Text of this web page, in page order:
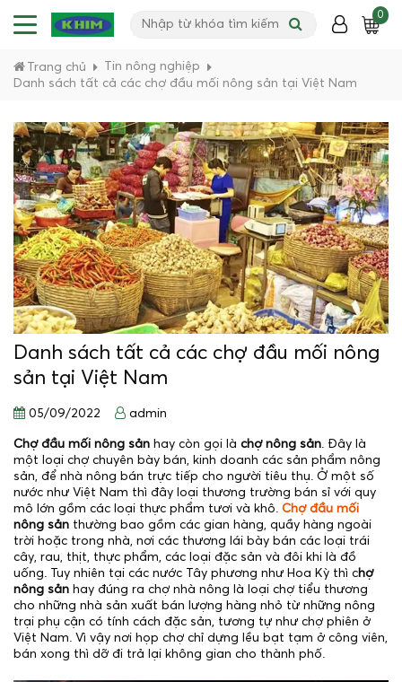
0
Trang chủ
Tin nông nghiệp
Danh sách tất cả các chợ đầu mối nông sản tại Việt Nam
Danh sách tất cả các chợ đầu mối nông
sản tại Việt Nam
05/09/2022 admin
Chợ đầu mối nông sản hay còn gọi là chợ nông sản. Đây là
một loại chợ chuyên bày bán, kinh doanh các sản phẩm nông
sản, để nhà nông bán trực tiếp cho người tiêu thụ. Ở một số
nước như Việt Nam thì đây loại thương trường bán sỉ với quy
mô lớn gồm các loại thực phẩm tươi và khô. Chợ đầu mối
nông sản thường bao gồm các gian hàng, quầy hàng ngoài
trời hoặc trong nhà, nơi các thương lái bày bán các loại trái
cây, rau, thịt, thực phẩm, các loại đặc sản và đôi khi là đồ
uống. Tuy nhiên tại các nước Tây phương như Hoa Kỳ thì chợ
nông sản hay đúng ra chợ nhà nông là loại chợ tiểu thương
cho những nhà sản xuất bán lượng hàng nhỏ từ những nông
trại phụ cận có tính cách đặc sản, tương tự như chợ phiên ở
Việt Nam. Vì vậy nơi họp chợ chỉ dựng lều bạt tạm ở công viên,
bán xong thì dỡ đi trả lại không gian cho thành phố.